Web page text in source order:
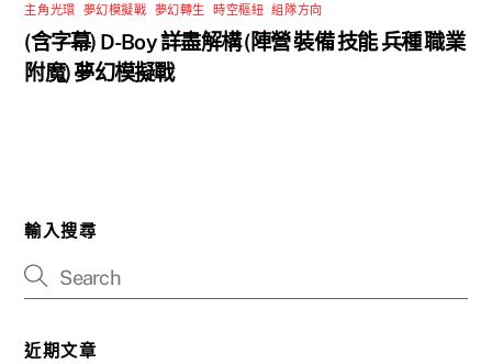
主角光環 夢幻模擬戰 夢幻轉生 ,時空樞紐 ,組隊方向
(含字幕) D-Boy 詳盡解構 (陣營 裝備 技能 兵種 職業
附魔) 夢幻模擬戰
輸入搜尋
近期文章